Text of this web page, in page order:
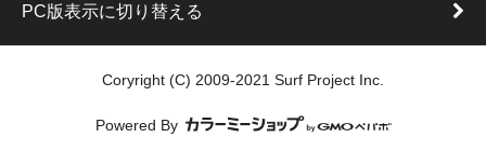
PC版表示に切り替える
Coryright (C) 2009-2021 Surf Project Inc.
Powered By